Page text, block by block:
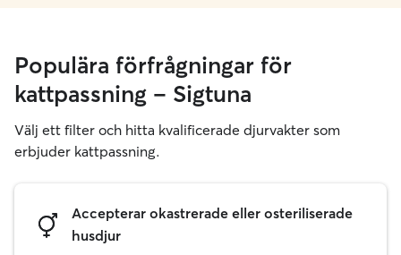
Populära förfrågningar för
kattpassning – Sigtuna
Välj ett filter och hitta kvalificerade djurvakter som
erbjuder kattpassning.
Accepterar okastrerade eller osteriliserade
husdjur